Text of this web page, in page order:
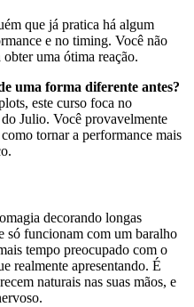
que já pratica há algum
e no timing. Você não
uma ótima reação.
uma forma diferente antes?
este curso foca no
Julio. Você provavelmente
tornar a performance mais
decorando longas
só funcionam com um baralho
tempo preocupado com o
realmente apresentando. É
naturais nas suas mãos, e